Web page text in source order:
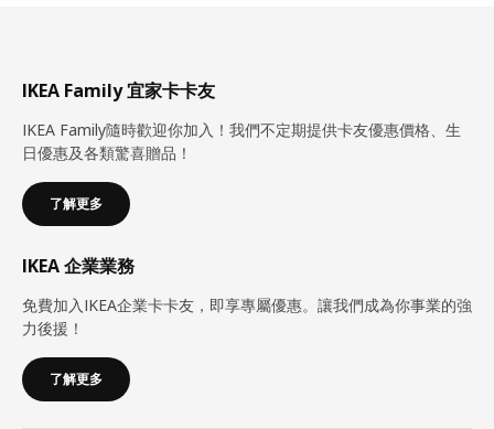
IKEA Family 宜家卡卡友
IKEA Family隨時歡迎你加入！我們不定期提供卡友優惠價格、生
日優惠及各類驚喜贈品！
了解更多
IKEA 企業業務
免費加入IKEA企業卡卡友，即享專屬優惠。讓我們成為你事業的強
力後援！
了解更多